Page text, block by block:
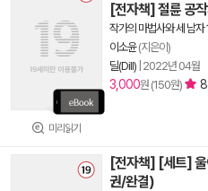
미리읽기
[전자책] 절륜 공
작가의 마법사와 세 남자
이소윤(지은이)
딜(Dill) 2022년 04월
3,000원 (150원)
[전자책] [세트]
권/완결)